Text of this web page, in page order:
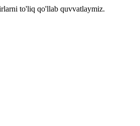
to'liq qo'llab quvvatlaymiz.